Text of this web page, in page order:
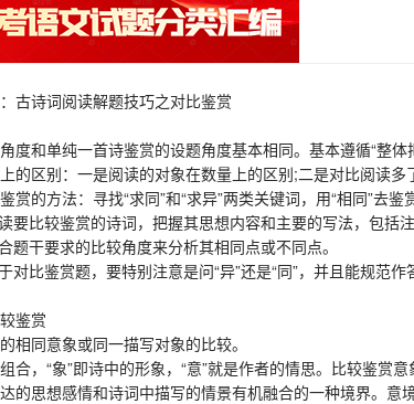
诗词阅读解题技巧之对比鉴赏
和单纯一首诗鉴赏的设题角度基本相同。基本遵循“整体
的区别：一是阅读的对象在数量上的区别;二是对比阅读多
方法：寻找“求同”和“求异”两类关键词，用“相同”去鉴
比较鉴赏的诗词，把握其思想内容和主要的写法，包括注
干要求的比较角度来分析其相同点或不同点。
比鉴赏题，要特别注意是问“异”还是“同”，并且能规范作
鉴赏
同意象或同一描写对象的比较。
，“象”即诗中的形象，“意”就是作者的情思。比较鉴赏
思想感情和诗词中描写的情景有机融合的一种境界。意